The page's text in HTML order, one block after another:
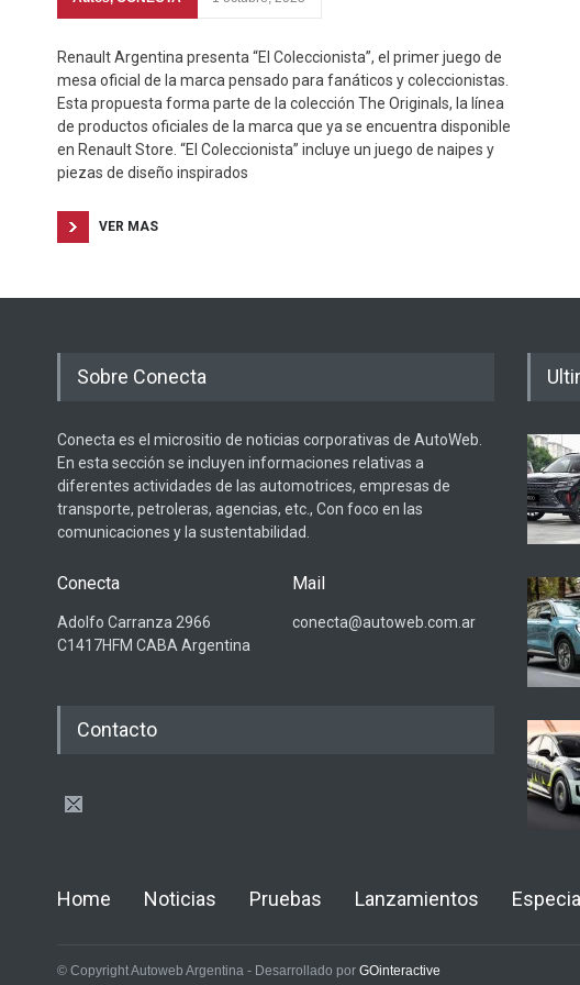
Renault Argentina presenta “El Coleccionista”, el primer juego de
mesa oficial de la marca pensado para fanáticos y coleccionistas.
Esta propuesta forma parte de la colección The Originals, la línea
de productos oficiales de la marca que ya se encuentra disponible
en Renault Store. “El Coleccionista” incluye un juego de naipes y
piezas de diseño inspirados
VER MAS
Sobre Conecta
Conecta es el micrositio de noticias corporativas de AutoWeb.
En esta sección se incluyen informaciones relativas a
diferentes actividades de las automotrices, empresas de
transporte, petroleras, agencias, etc., Con foco en las
comunicaciones y la sustentabilidad.
Conecta
Adolfo Carranza 2966
C1417HFM CABA Argentina
Mail
conecta@autoweb.com.ar
Contacto
Home Noticias Pruebas Lanzamientos
© Copyright Autoweb Argentina - Desarrollado por GOinteractive